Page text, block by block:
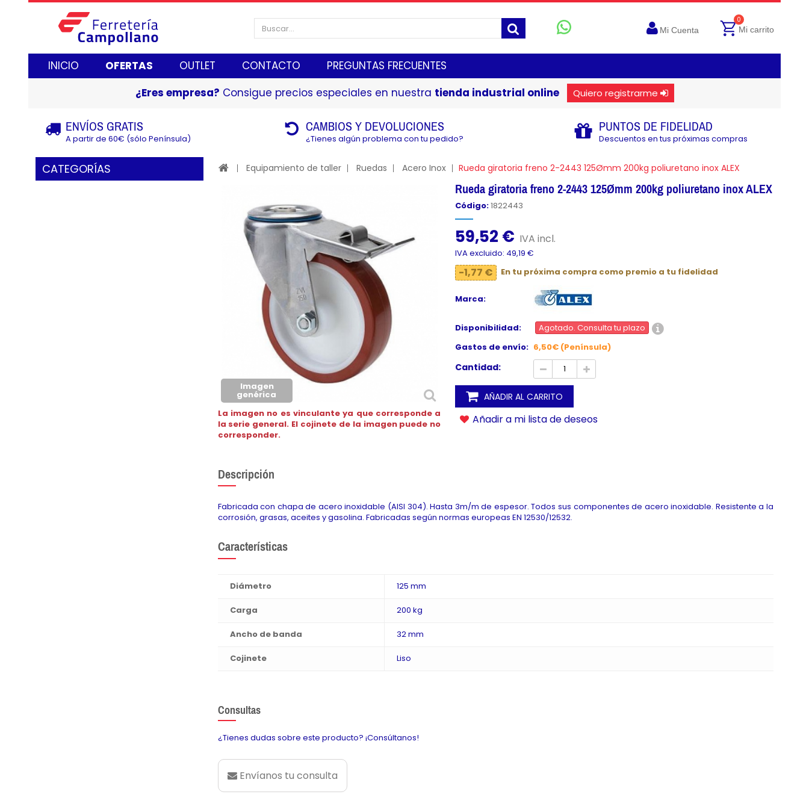
INICIO OFERTAS OUTLET CONTACTO PREGUNTAS FRECUENTES
Mi Cuenta
0
Mi carrito
¿Eres empresa? Consigue precios especiales en nuestra tienda industrial online Quiero registrarme
ENVÍOS GRATIS
A partir de 60€ (sólo Península)
CAMBIOS Y DEVOLUCIONES
¿Tienes algún problema con tu pedido?
PUNTOS DE FIDELIDAD
Descuentos en tus próximas compras
CATEGORÍAS Equipamiento de taller Ruedas Acero Inox Rueda giratoria freno 2-2443 125Ømm 200kg poliuretano inox ALEX
Imagen
genérica
La imagen no es vinculante ya que corresponde a
la serie general. El cojinete de la imagen puede no
corresponder.
Rueda giratoria freno 2-2443 125Ømm 200kg poliuretano inox ALEX
Código:1822443
59,52 € IVA incl.
IVA excluido: 49,19 €
-1,77 € En tu próxima compra como premio a tu fidelidad
Marca:
Disponibilidad:
Agotado. Consulta tu plazo
Gastos de envío: 6,50€ (Península)
Cantidad:
AÑADIR AL CARRITO
Añadir a mi lista de deseos
Descripción
Fabricada con chapa de acero inoxidable (AISI 304). Hasta 3m/m de espesor. Todos sus componentes de acero inoxidable. Resistente a la
corrosión, grasas, aceites y gasolina. Fabricadas según normas europeas EN 12530/12532.
Características
Diámetro 125 mm
Carga 200 kg
Ancho de banda 32 mm
Cojinete Liso
Consultas
¿Tienes dudas sobre este producto? ¡Consúltanos!
Envíanos tu consulta